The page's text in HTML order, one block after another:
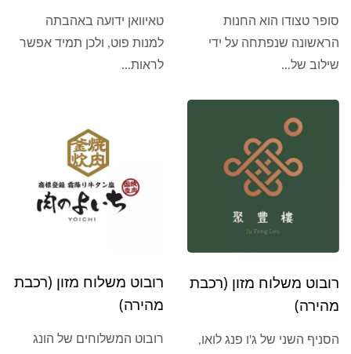
סופר טצודו הוא החנות
הראשונה שנפתחה על ידי
שילוב של...
טאיוואן ידועה באהבתה
למנות פוט, ולכן תמיד אפשר
לראות...
רובוט משלוח מזון (רכבת
מהירה)
הסניף השני של ג'ו פנג לואו,
רובוט משלוח מזון (רכבת
מהירה)
רובוט המשלוחים של הונג